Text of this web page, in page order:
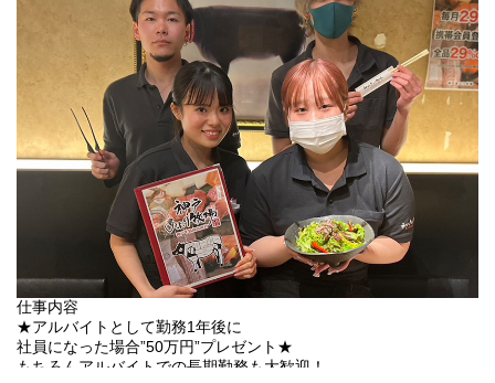
・換気システム導入済 ・CO2センサー設置 ・消毒液常時設
置
【雇用形態】
まずは半年間の契約社員として勤務して頂き、問題なく顧客対
応・業務適応ができる事を確認した上で問題がなければ半年後に
正社員契約となります。正社員時の給与は契約社員時の実績を元
に算出して決定致します
★有給取得OK
就労規則があり有給取得ももちろんOK！長く働ける環境です！
■交通費支給（社内規定あり）
■昇給あり（年2回）
仕事内容
★アルバイトとして勤務1年後に
社員になった場合”50万円”プレゼント★
もちろんアルバイトでの長期勤務も大歓迎！